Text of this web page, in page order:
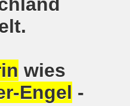
wies
Engel -
und eine Feier
weiterhin wie bisher
dem Motto: